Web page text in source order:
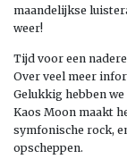
maandelijkse
weer!
Tijd voor een
Over veel meer
Gelukkig hebben we
Kaos Moon maakt
symfonische rock,
opscheppen.